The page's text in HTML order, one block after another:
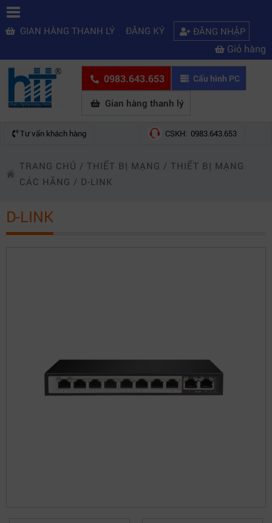
GIAN HÀNG THANH LÝ ĐĂNG KÝ ĐĂNG NHẬP
Giỏ hàng
0983.643.653 Cấu hình PC
Gian hàng thanh lý
Tư vấn khách hàng CSKH: 0983.643.653
TRANG CHỦ / THIẾT BỊ MẠNG / THIẾT BỊ MẠNG
CÁC HÃNG / D-LINK
D-LINK